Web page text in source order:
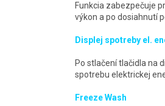
Funkcia zabezpečuje
výkon a po dosiahnutí
Displej spotreby el.
Po stlačení tlačidla na
spotrebu elektrickej
Freeze Wash